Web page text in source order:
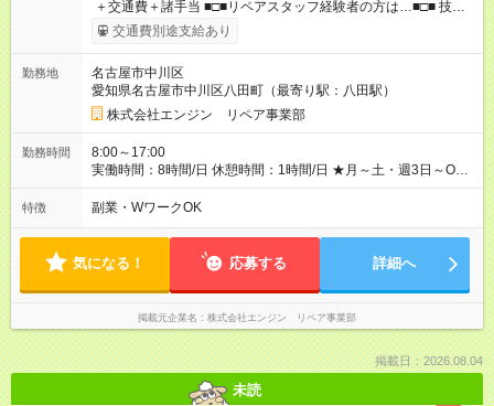
＋交通費＋諸手当 ■□■リペアスタッフ経験者の方は…■□■ 技術
チェック後に日給を決定します！ ・現場数に応じて『日給が1.2
倍』！ ・その他手当により『1.5倍』になることも…！ ・その他
交通費規定支給 ◆残業手当あり ◆子供手当あり ◆宿泊手当あり
(2000円/1日) ※宿泊を伴う現場の場合 ◆先輩スタッフの給与例
﹋﹋﹋﹋﹋﹋﹋﹋﹋﹋﹋ ・週5日勤務Aさん ＞＞日給11，000円
×20勤務 ＞＞月収22万円＋諸手当 【試用期間】試用期間あり 試
用期間の長さ：6ヶ月 ※ 雇用形態と給与に、本採用時と異なる部
分があります。 雇用形態：本採用時と同じです。 給与：日
円 121勤務目から日給1万1，000円～ となります。
::::: ::::: ::::: ::::: ::::: ::::::
交通費別途支給あり
勤務地
名古屋市中川区
愛知県名古屋市中川区八田町（最寄り駅：八田駅）
株式会社エンジン リペア事業部
勤務時間
8:00～17:00
実働時間：8時間/日 休憩時間：1時間/日 ★月～土・週3日～OK
★週4～5日入れる方大歓迎！※日時相談OK ★時期により連休取
得も可能！ ＼毎月希望シフト提出で働きやすい！／ 毎月20日ま
談OK
特徴 副業・WワークOK
気になる！ 応募する 詳細へ
掲載元企業名 株式会社エンジン リペア事業部
掲載日：2026.08.04
未読